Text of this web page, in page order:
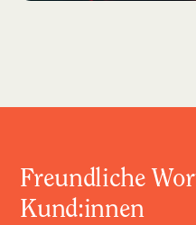
Freundliche
Kund:innen